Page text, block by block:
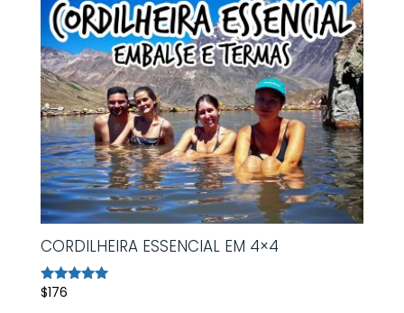
CORDILHEIRA ESSENCIAL EM 4×4
Avaliação
$176